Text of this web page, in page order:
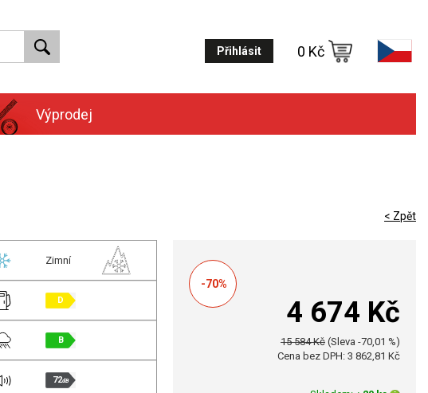
Přihlásit 0 Kč
Výprodej
< Zpět
Zimní
D
B
72dB
-70%
4 674 Kč
15 584 Kč (Sleva -70,01 %)
Cena bez DPH: 3 862,81 Kč